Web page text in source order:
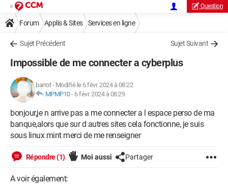
Question
Forum Applis & Sites Services en ligne
Sujet Précédent Sujet Suivant
Impossible de me connecter a cyberplus
barrot- Modifié le 6 févr. 2024 à 08:22
MPMP10- 6 févr. 2024 à 08:29
bonjour,je n arrive pas a me connecter a l espace perso de ma
banque,alors que sur d autres sites cela fonctionne, je suis
sous linux mint merci de me renseigner
Répondre (1) Moi aussi Partager
A voir également: